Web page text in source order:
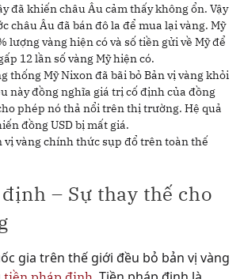
đã khiến châu Âu cảm thấy không ổn. Vậy
châu Âu đã bán đô la để mua lại vàng. Mỹ
lượng vàng hiện có và số tiền gửi về Mỹ để
12 lần số vàng Mỹ hiện có.
thống Mỹ Nixon đã bãi bỏ Bản vị vàng khỏi
này đồng nghĩa giá trị cố định của đồng
phép nó thả nổi trên thị trường. Hệ quả
đồng USD bị mất giá.
vị vàng chính thức sụp đổ trên toàn thế
– Sự thay thế cho
gia trên thế giới đều bỏ bản vị vàng